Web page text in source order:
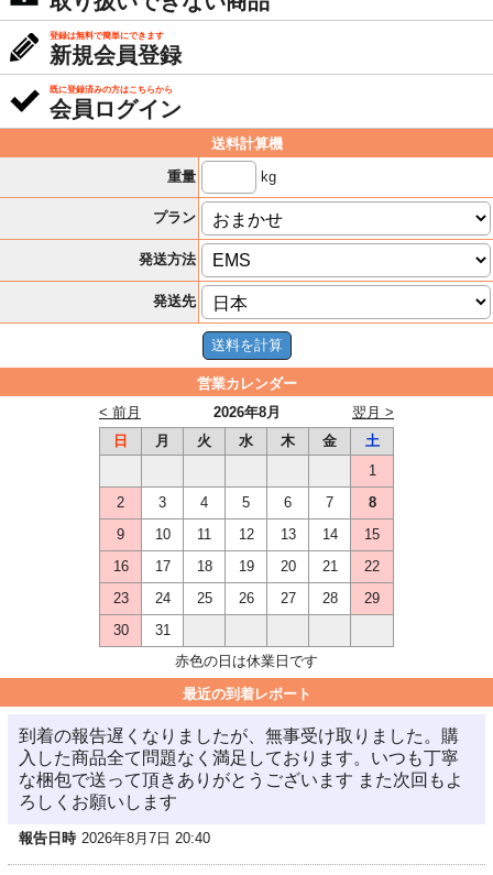
登録は無料で簡単にできます
新規会員登録
既に登録済みの方はこちらから
会員ログイン
送料計算機
重量
kg
プラン
発送方法
発送先
営業カレンダー
2026年8月
< 前月
翌月 >
日
月 火 水 木 金
土
1
2
3 4 5 6 7
8
9
10 11 12 13 14
15
16
17 18 19 20 21
22
23
24 25 26 27 28
29
30
31
赤色の日は休業日です
最近の到着レポート
到着の報告遅くなりましたが、無事受け取りました。購
入した商品全て問題なく満足しております。いつも丁寧
な梱包で送って頂きありがとうございます また次回もよ
ろしくお願いします
報告日時 2026年8月7日 20:40